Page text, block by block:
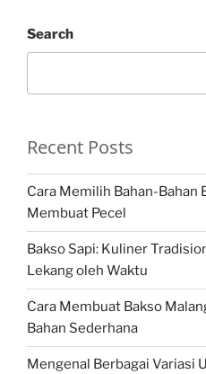
Search
Recent Posts
Cara Memilih Bahan-Bahan
Membuat Pecel
Bakso Sapi: Kuliner
Lekang oleh Waktu
Cara Membuat Bakso
Bahan Sederhana
Mengenal Berbagai Variasi